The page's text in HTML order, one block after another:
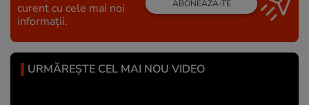
curent cu cele mai noi
informații.
ABONEAZĂ-TE
URMĂREȘTE CEL MAI NOU VIDEO